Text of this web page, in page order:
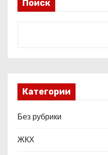
яПоиск
Категории
Без рубрики
ЖКХ